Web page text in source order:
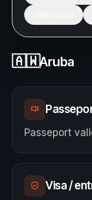
🇦🇼Aruba
Passeport
Visa /